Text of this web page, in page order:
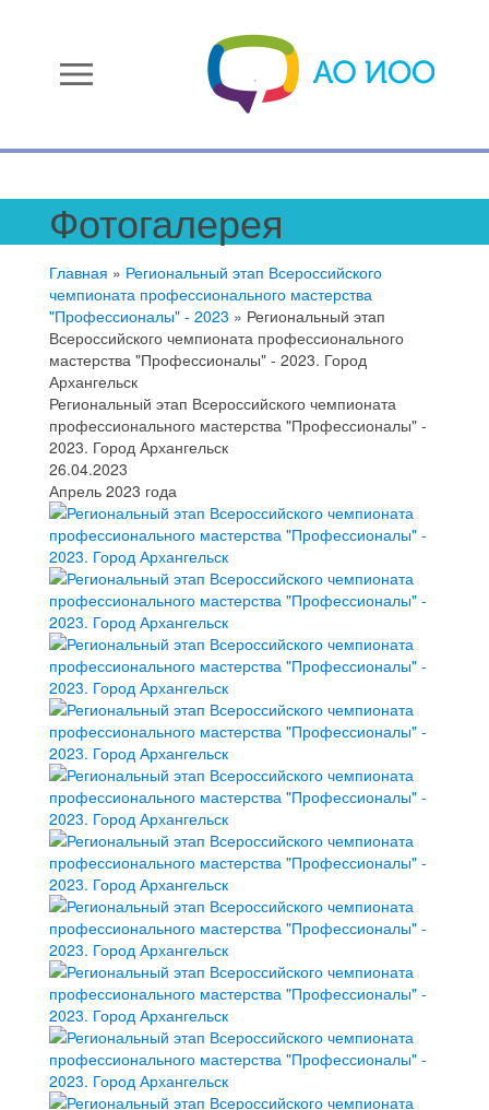
menu
Фотогалерея
Главная » Региональный этап Всероссийского
чемпионата профессионального мастерства
"Профессионалы" - 2023 » Региональный этап
Всероссийского чемпионата профессионального
мастерства "Профессионалы" - 2023. Город
Архангельск
Региональный этап Всероссийского чемпионата
профессионального мастерства "Профессионалы" -
2023. Город Архангельск
26.04.2023
Апрель 2023 года